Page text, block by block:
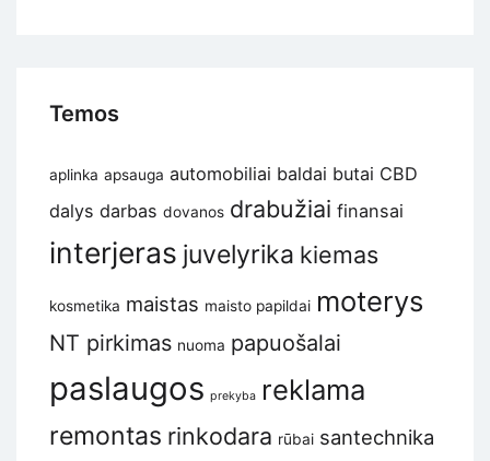
Temos
aplinka apsauga automobiliai baldai butai CBD
dalys darbas dovanos drabužiai finansai
interjeras juvelyrika kiemas
kosmetika maistas maisto papildai moterys
NT pirkimas nuoma papuošalai
paslaugos prekyba reklama
remontas rinkodara rūbai santechnika